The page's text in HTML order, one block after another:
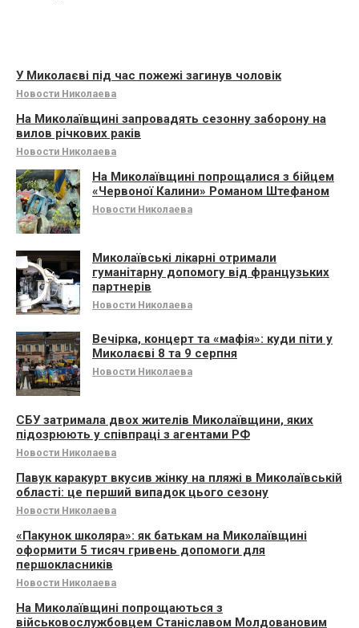
У Миколаєві під час пожежі загинув чоловік
Новости Николаева
На Миколаївщині запровадять сезонну заборону на
вилов річкових раків
Новости Николаева
На Миколаївщині попрощалися з бійцем
«Червоної Калини» Романом Штефаном
Новости Николаева
Миколаївські лікарні отримали
гуманітарну допомогу від французьких
партнерів
Новости Николаева
Вечірка, концерт та «мафія»: куди піти у
Миколаєві 8 та 9 серпня
Новости Николаева
СБУ затримала двох жителів Миколаївщини, яких
підозрюють у співпраці з агентами РФ
Новости Николаева
Павук каракурт вкусив жінку на пляжі в Миколаївській
області: це перший випадок цього сезону
Новости Николаева
«Пакунок школяра»: як батькам на Миколаївщині
оформити 5 тисяч гривень допомоги для
першокласників
Новости Николаева
На Миколаївщині попрощаються з
військовослужбовцем Станіславом Молдовановим